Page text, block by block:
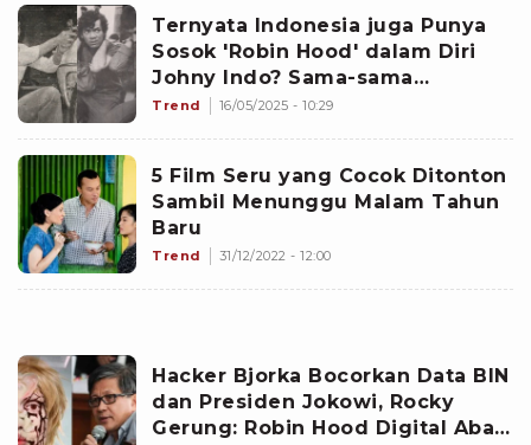
Ternyata Indonesia juga Punya
Sosok 'Robin Hood' dalam Diri
Johny Indo? Sama-sama
Perampok dan Hasilnya Dibagi ke
Trend 16/05/2025 - 10:29
5 Film Seru yang Cocok Ditonton
Sambil Menunggu Malam Tahun
Baru
Trend 31/12/2022 - 12:00
Hacker Bjorka Bocorkan Data BIN
dan Presiden Jokowi, Rocky
Gerung: Robin Hood Digital Abad